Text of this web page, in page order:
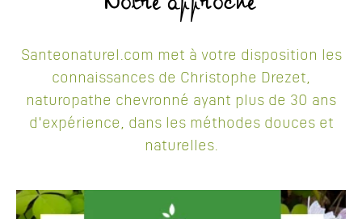
Santeonaturel.com met à votre disposition les
connaissances de Christophe Drezet,
naturopathe chevronné ayant plus de 30 ans
d'expérience, dans les méthodes douces et
naturelles.